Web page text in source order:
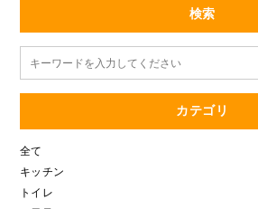
検索
カテゴリ
全て
キッチン
トイレ